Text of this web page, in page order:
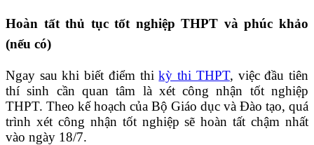
Hoàn tất thủ tục tốt nghiệp THPT và phúc khảo
(nếu có)
Ngay sau khi biết điểm thikỳ thi THPT, việc đầu tiên
thí sinh cần quan tâm là xét công nhận tốt nghiệp
THPT. Theo kế hoạch của Bộ Giáo dục và Đào tạo, quá
trình xét công nhận tốt nghiệp sẽ hoàn tất chậm nhất
vào ngày 18/7.